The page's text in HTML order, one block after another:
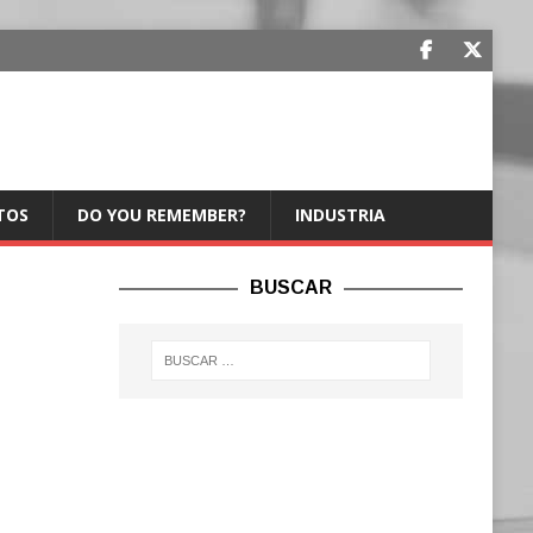
DO YOU REMEMBER? INDUSTRIA
BUSCAR